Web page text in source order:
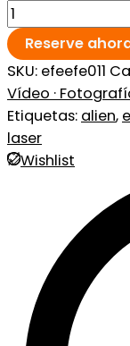
Reserve
SKU: efeefe011
Vídeo ·
Etiquetas: alien,
laser
Wishlist